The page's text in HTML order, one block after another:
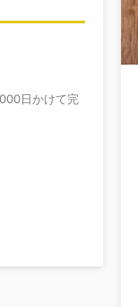
日かけて完